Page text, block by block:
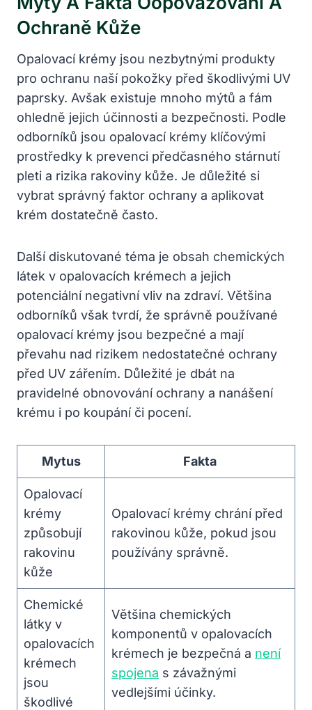
Ochraně Kůže
Opalovací krémy jsou nezbytnými produkty
pro ochranu naší pokožky před škodlivými UV
paprsky. Avšak existuje mnoho mýtů a fám
ohledně jejich účinnosti a bezpečnosti. Podle
odborníků jsou opalovací krémy klíčovými
prostředky k prevenci předčasného stárnutí
pleti a rizika rakoviny kůže. Je důležité si
vybrat správný faktor ochrany a aplikovat
krém dostatečně často.
Další diskutované téma je obsah chemických
látek v opalovacích krémech a jejich
potenciální negativní vliv na zdraví. Většina
odborníků však tvrdí, že správně používané
opalovací krémy jsou bezpečné a mají
převahu nad rizikem nedostatečné ochrany
před UV zářením. Důležité je dbát na
pravidelné obnovování ochrany a nanášení
krému i po koupání či pocení.
Mytus Fakta
Opalovací
krémy
způsobují
rakovinu
kůže
Opalovací krémy chrání před
rakovinou kůže, pokud jsou
používány správně.
Chemické
látky v
opalovacích
krémech
jsou
škodlivé
Většina chemických
komponentů v opalovacích
krémech je bezpečná a není
spojena s závažnými
vedlejšími účinky.